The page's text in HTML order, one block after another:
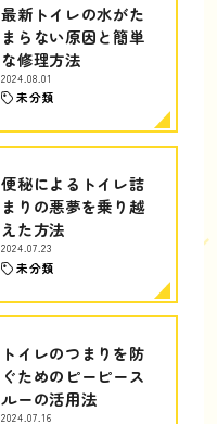
最新トイレの水がた
まらない原因と簡単
な修理方法
2024.08.01
未分類
便秘によるトイレ詰
まりの悪夢を乗り越
えた方法
2024.07.23
未分類
トイレのつまりを防
ぐためのピーピース
ルーの活用法
2024.07.16